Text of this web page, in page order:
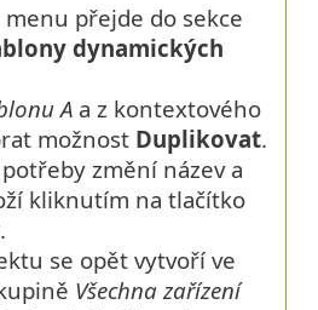
přejde do sekce
dynamických
A a z kontextového
možnost Duplikovat.
změní název a
kliknutím na tlačítko
.
se opět vytvoří ve
Všechna zařízení